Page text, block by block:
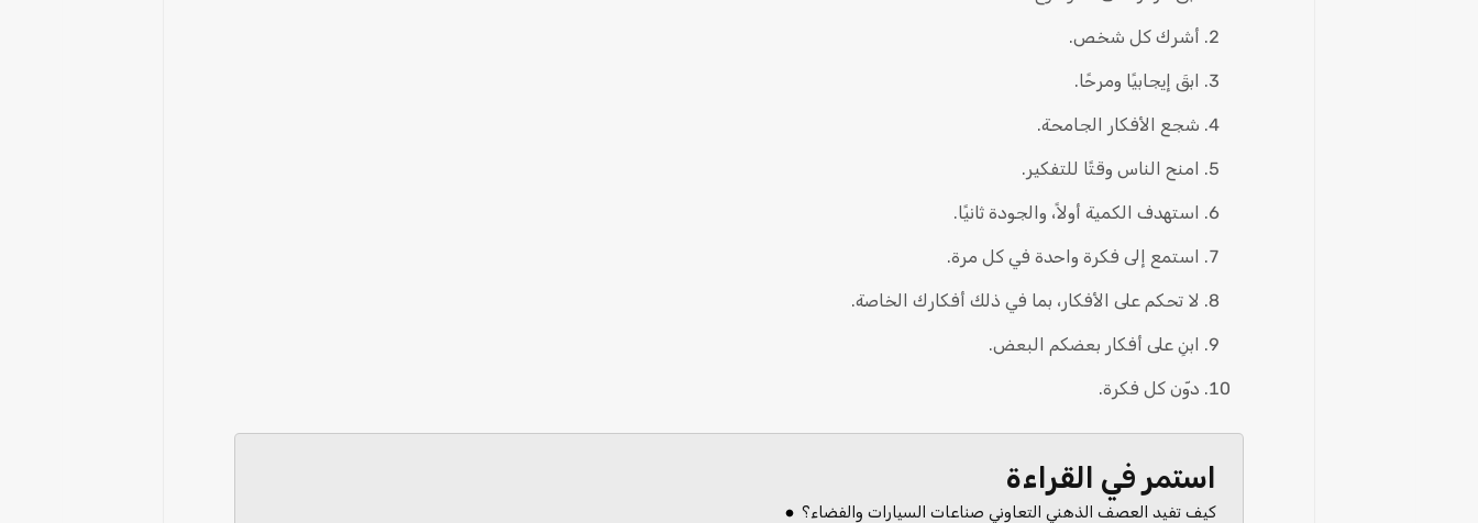
أشرك كل شخص.
ابقَ إيجابيًا ومرحًا.
شجع الأفكار الجامحة.
امنح الناس وقتًا للتفكير.
استهدف الكمية أولاً، والجودة ثانيًا.
استمع إلى فكرة واحدة في كل مرة.
لا تحكم على الأفكار، بما في ذلك أفكارك الخاصة.
ابنِ على أفكار بعضكم البعض.
دوّن كل فكرة.
استمر في القراءة
كيف تفيد العصف الذهني التعاوني صناعات السيارات والفضاء؟